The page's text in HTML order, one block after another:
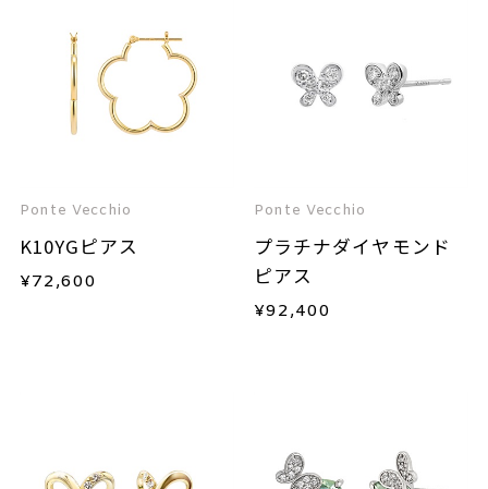
Ponte Vecchio
K10YGピアス
¥72,600
Ponte Vecchio
プラチナダイヤモンド
ピアス
¥92,400